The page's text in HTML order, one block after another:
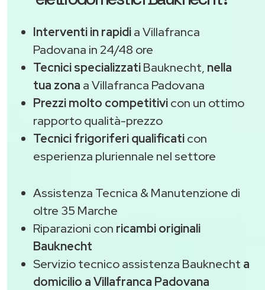
Interventi in rapidia Villafranca
Padovana in 24/48 ore
Tecnici specializzatiBauknecht, nella
tua zona a Villafranca Padovana
Prezzi molto competitivicon un ottimo
rapporto qualità-prezzo
Tecnici frigoriferi qualificaticon
esperienza pluriennale nel settore
Assistenza Tecnica & Manutenzione di
oltre 35 Marche
Riparazioni con ricambi originali
Bauknecht
Servizio tecnico assistenza Bauknecht a
domicilio a Villafranca Padovana